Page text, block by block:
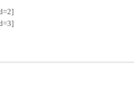
[nggallery id=2]
[nggallery id=3]